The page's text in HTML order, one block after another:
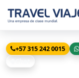
+57 315 242 0015